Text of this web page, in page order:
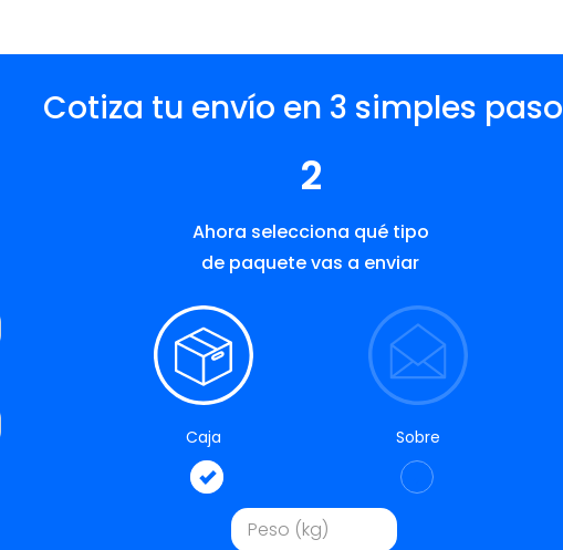
Cotiza tu envío en 3 simples
2
Ahora selecciona qué tipo
de paquete vas a enviar
Caja Sobre